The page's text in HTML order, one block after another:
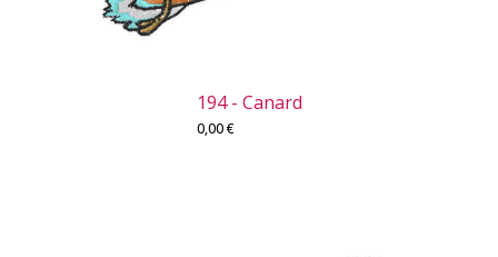
194 - Canard
0,00€